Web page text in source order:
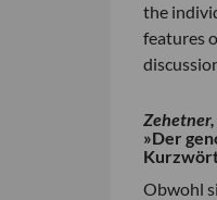
the
features
»Der
Obwohl